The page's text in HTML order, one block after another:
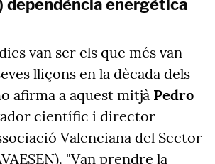
dependència energètica
van ser els que més van
lliçons en la dècada dels
afirma a aquest mitjà Pedro
científic i director
Valenciana del Sector
"Van prendre la